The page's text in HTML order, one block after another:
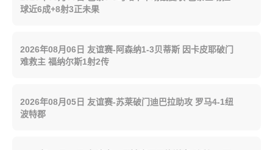
球近6成+8射3正未果
2026年08月06日 友谊赛-阿森纳1-3贝蒂斯 因卡皮耶破门
难救主 福纳尔斯1射2传
2026年08月05日 友谊赛-苏莱破门迪巴拉助攻 罗马4-1纽
波特郡